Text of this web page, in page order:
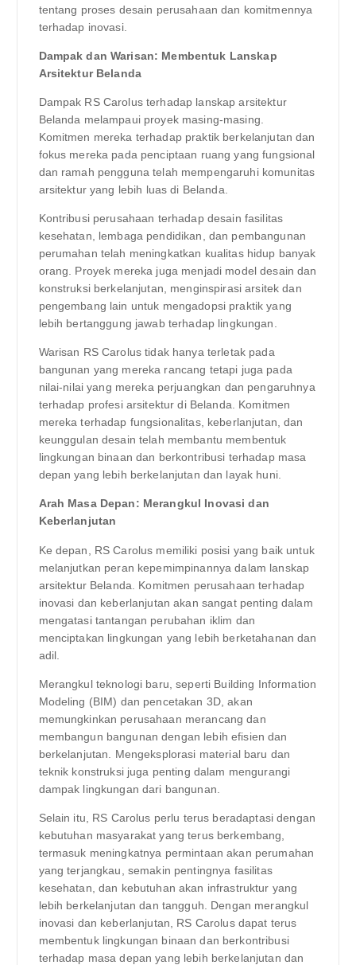
tentang proses desain perusahaan dan komitmennya
terhadap inovasi.
Dampak dan Warisan: Membentuk Lanskap
Arsitektur Belanda
Dampak RS Carolus terhadap lanskap arsitektur
Belanda melampaui proyek masing-masing.
Komitmen mereka terhadap praktik berkelanjutan dan
fokus mereka pada penciptaan ruang yang fungsional
dan ramah pengguna telah mempengaruhi komunitas
arsitektur yang lebih luas di Belanda.
Kontribusi perusahaan terhadap desain fasilitas
kesehatan, lembaga pendidikan, dan pembangunan
perumahan telah meningkatkan kualitas hidup banyak
orang. Proyek mereka juga menjadi model desain dan
konstruksi berkelanjutan, menginspirasi arsitek dan
pengembang lain untuk mengadopsi praktik yang
lebih bertanggung jawab terhadap lingkungan.
Warisan RS Carolus tidak hanya terletak pada
bangunan yang mereka rancang tetapi juga pada
nilai-nilai yang mereka perjuangkan dan pengaruhnya
terhadap profesi arsitektur di Belanda. Komitmen
mereka terhadap fungsionalitas, keberlanjutan, dan
keunggulan desain telah membantu membentuk
lingkungan binaan dan berkontribusi terhadap masa
depan yang lebih berkelanjutan dan layak huni.
Arah Masa Depan: Merangkul Inovasi dan
Keberlanjutan
Ke depan, RS Carolus memiliki posisi yang baik untuk
melanjutkan peran kepemimpinannya dalam lanskap
arsitektur Belanda. Komitmen perusahaan terhadap
inovasi dan keberlanjutan akan sangat penting dalam
mengatasi tantangan perubahan iklim dan
menciptakan lingkungan yang lebih berketahanan dan
adil.
Merangkul teknologi baru, seperti Building Information
Modeling (BIM) dan pencetakan 3D, akan
memungkinkan perusahaan merancang dan
membangun bangunan dengan lebih efisien dan
berkelanjutan. Mengeksplorasi material baru dan
teknik konstruksi juga penting dalam mengurangi
dampak lingkungan dari bangunan.
Selain itu, RS Carolus perlu terus beradaptasi dengan
kebutuhan masyarakat yang terus berkembang,
termasuk meningkatnya permintaan akan perumahan
yang terjangkau, semakin pentingnya fasilitas
kesehatan, dan kebutuhan akan infrastruktur yang
lebih berkelanjutan dan tangguh. Dengan merangkul
inovasi dan keberlanjutan, RS Carolus dapat terus
membentuk lingkungan binaan dan berkontribusi
terhadap masa depan yang lebih berkelanjutan dan